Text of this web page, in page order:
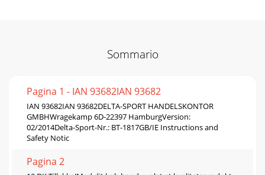
Sommario
Pagina 1 - IAN 93682IAN 93682
IAN 93682IAN 93682DELTA-SPORT HANDELSKONTOR
GMBHWragekamp 6D-22397 HamburgVersion:
02/2014Delta-Sport-Nr.: BT-1817GB/IE Instructions and
Safety Notic
Pagina 2